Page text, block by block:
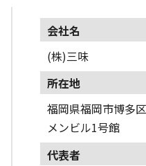
会社名
(株)三味
所在地
福岡県福岡市博多
メンビル1号館
代表者